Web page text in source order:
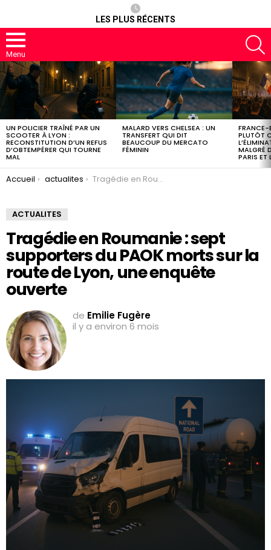
LES PLUS RÉCENTS
Menu
DERNIERS
ARTICLES
UN POLICIER TRAÎNÉ PAR UN
SCOOTER À LYON :
RECONSTITUTION D’UN REFUS
D’OBTEMPÉRER QUI TOURNE
MAL
MALARD VERS CHELSEA : UN
TRANSFERT QUI DIT
BEAUCOUP DU MERCATO
FÉMININ
FRANCE-
PLUTÔT
MALGRÉ
PARIS ET
You are here:
Accueil actualites Tragédie en Roumanie : sept supporters du PAOK morts sur la route de Lyon, une enquête ouverte
ACTUALITES
Tragédie en Roumanie : sept
supporters du PAOK morts sur la
route de Lyon, une enquête
ouverte
de Emilie Fugère
il y a environ 6 mois